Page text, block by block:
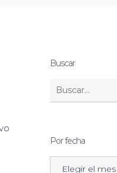
Buscar
Por fecha